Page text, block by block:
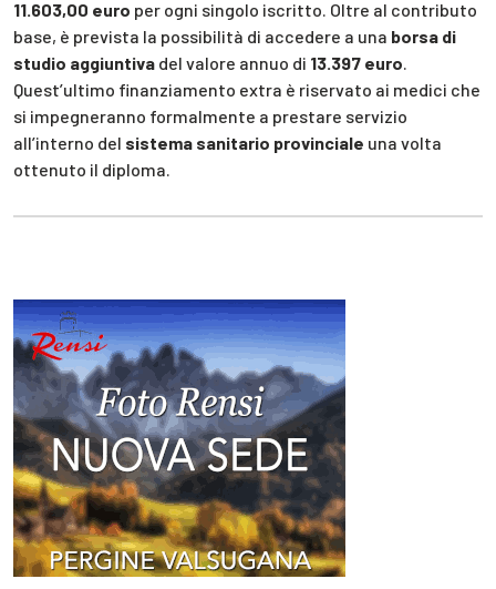
11.603,00 euro per ogni singolo iscritto. Oltre al contributo
base, è prevista la possibilità di accedere a una borsa di
studio aggiuntiva del valore annuo di 13.397 euro.
Quest’ultimo finanziamento extra è riservato ai medici che
si impegneranno formalmente a prestare servizio
all’interno del sistema sanitario provinciale una volta
ottenuto il diploma.